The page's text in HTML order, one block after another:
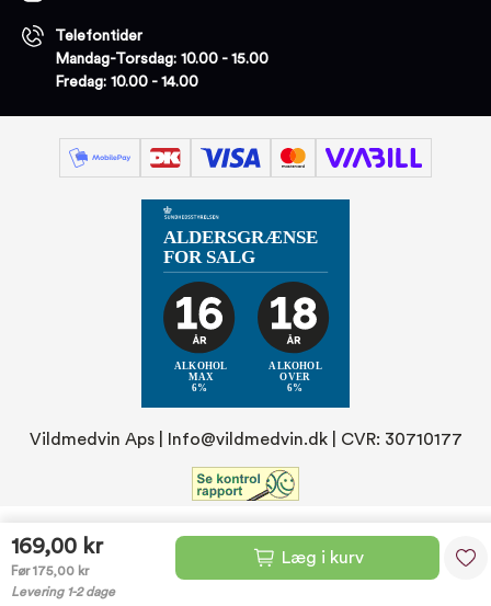
169,00 kr
Før 175,00 kr
Levering 1-2 dage
Læg i kurv
Telefontider
Mandag-Torsdag: 10.00 - 15.00
Fredag: 10.00 - 14.00
Vildmedvin Aps | Info@vildmedvin.dk| CVR: 30710177